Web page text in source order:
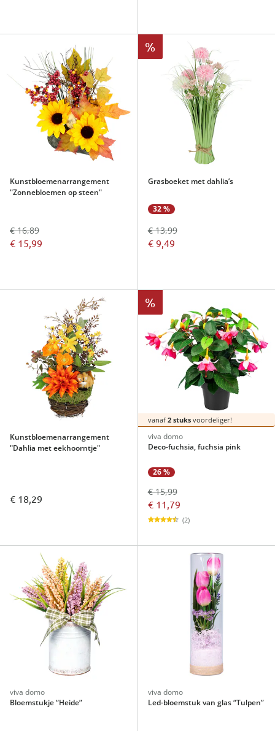
Kunstbloemenarrangement
"Zonnebloemen op steen"
€ 16,89
€ 15,99
%
Grasboeket met dahlia’s
32 %
€ 13,99
€ 9,49
Kunstbloemenarrangement
"Dahlia met eekhoorntje"
€ 18,29
%
vanaf 2 stuksvoordeliger!
viva domo
Deco-fuchsia, fuchsia pink
26 %
€ 15,99
€ 11,79
(2)
viva domo
Bloemstukje “Heide”
viva domo
Led-bloemstuk van glas “Tulpen”